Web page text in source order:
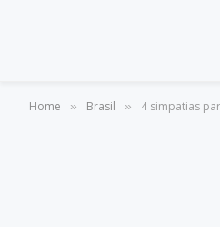
Home » Brasil » 4 simpatias